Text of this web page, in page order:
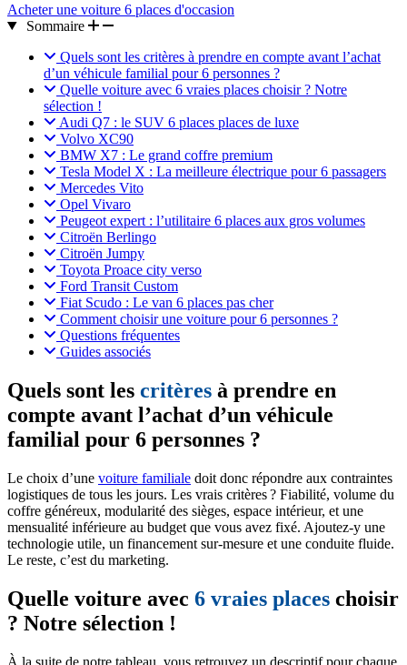
Acheter une voiture 6 places d'occasion
Sommaire
Quels sont les critères à prendre en compte avant l’achat
d’un véhicule familial pour 6 personnes ?
Quelle voiture avec 6 vraies places choisir ? Notre
sélection !
Audi Q7 : le SUV 6 places places de luxe
Volvo XC90
BMW X7 : Le grand coffre premium
Tesla Model X : La meilleure électrique pour 6 passagers
Mercedes Vito
Opel Vivaro
Peugeot expert : l’utilitaire 6 places aux gros volumes
Citroën Berlingo
Citroën Jumpy
Toyota Proace city verso
Ford Transit Custom
Fiat Scudo : Le van 6 places pas cher
Comment choisir une voiture pour 6 personnes ?
Questions fréquentes
Guides associés
Quels sont les critères à prendre en
compte avant l’achat d’un véhicule
familial pour 6 personnes ?
Le choix d’une voiture familiale doit donc répondre aux contraintes
logistiques de tous les jours. Les vrais critères ? Fiabilité, volume du
coffre généreux, modularité des sièges, espace intérieur, et une
mensualité inférieure au budget que vous avez fixé. Ajoutez-y une
technologie utile, un financement sur-mesure et une conduite fluide.
Le reste, c’est du marketing.
Quelle voiture avec 6 vraies places choisir
? Notre sélection !
À la suite de notre tableau, vous retrouvez un descriptif pour chaque